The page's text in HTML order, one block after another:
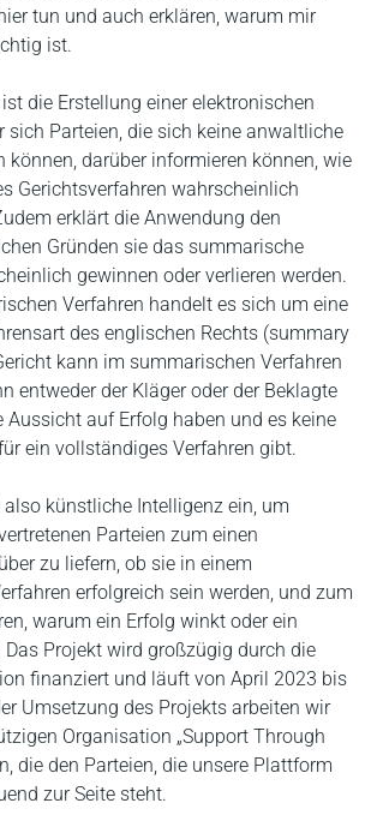
tun und auch erklären, warum mir
ist.
die Erstellung einer elektronischen
sich Parteien, die sich keine anwaltliche
können, darüber informieren können, wie
Gerichtsverfahren wahrscheinlich
erklärt die Anwendung den
Gründen sie das summarische
gewinnen oder verlieren werden.
Verfahren handelt es sich um eine
des englischen Rechts (summary
kann im summarischen Verfahren
entweder der Kläger oder der Beklagte
Aussicht auf Erfolg haben und es keine
ein vollständiges Verfahren gibt.
also künstliche Intelligenz ein, um
Parteien zum einen
zu liefern, ob sie in einem
erfolgreich sein werden, und zum
warum ein Erfolg winkt oder ein
Projekt wird großzügig durch die
finanziert und läuft von April 2023 bis
Umsetzung des Projekts arbeiten wir
Organisation „Support Through
die den Parteien, die unsere Plattform
zur Seite steht.